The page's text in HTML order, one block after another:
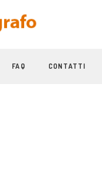
FAQ CONTATTI